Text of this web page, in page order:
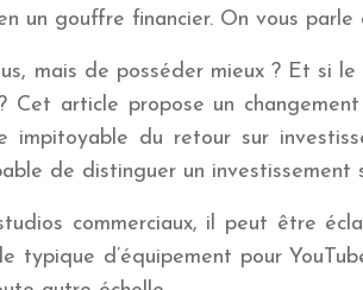
un gouffre financier. On vous parle
mais de posséder mieux ? Et si
article propose un
du retour sur
de distinguer un
commerciaux, il peut être
typique d’équipement pour